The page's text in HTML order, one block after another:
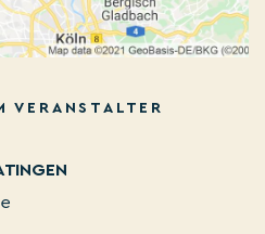
VERANSTALTER